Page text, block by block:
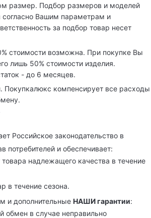
размер. Подбор размеров и моделей
согласно Вашим параметрам и
за подбор товар несет
стоимости возможна. При покупке Вы
лишь 50% стоимости изделия.
- до 6 месяцев.
Покупкалюкс компенсирует все расходы
Российское законодательство в
потребителей и обеспечивает:
надлежащего качества в течение
в течение сезона.
и дополнительные НАШИ гарантии:
обмен в случае неправильно